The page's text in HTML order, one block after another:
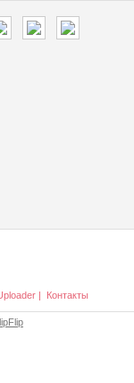
| Контакты